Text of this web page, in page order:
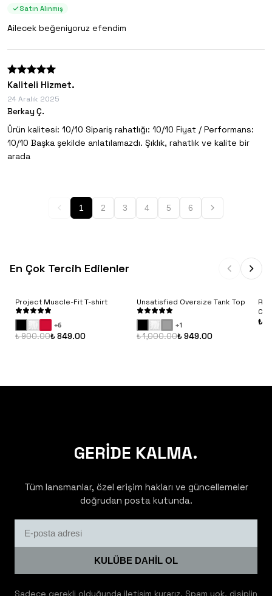
Satın Alınmış
Ailecek beğeniyoruz efendim
Kaliteli Hizmet.
24 Aralık 2025
Berkay Ç.
Ürün kalitesi: 10/10 Sipariş rahatlığı: 10/10 Fiyat / Performans:
10/10 Başka şekilde anlatılamazdı. Şıklık, rahatlık ve kalite bir
arada
1 2 3 4 5 6
En Çok Tercih Edilenler
Project Muscle-Fit T-shirt
+6
₺ 900.00₺ 849.00
Unsatisfied Oversize Tank Top
+1
₺ 1,000.00₺ 949.00
₺
GERİDE KALMA.
Tüm lansmanlar, özel erişim hakları ve güncellemeler
doğrudan posta kutunda.
KULÜBE DAHİL OL
Sadece gerekli olduğunda iletişim kurarız. Spam yok, disiplin